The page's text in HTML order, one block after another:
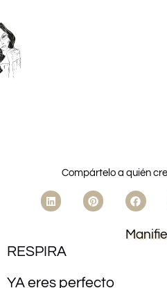
Formación | Ilustración
Compártelo a quién
RESPIRA
YA eres perfecto